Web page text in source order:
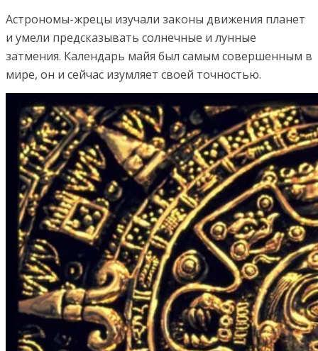
Астрономы-жрецы изучали законы движения планет
и умели предсказывать солнечные и лунные
затмения. Календарь майя был самым совершенным в
мире, он и сейчас изумляет своей точностью.